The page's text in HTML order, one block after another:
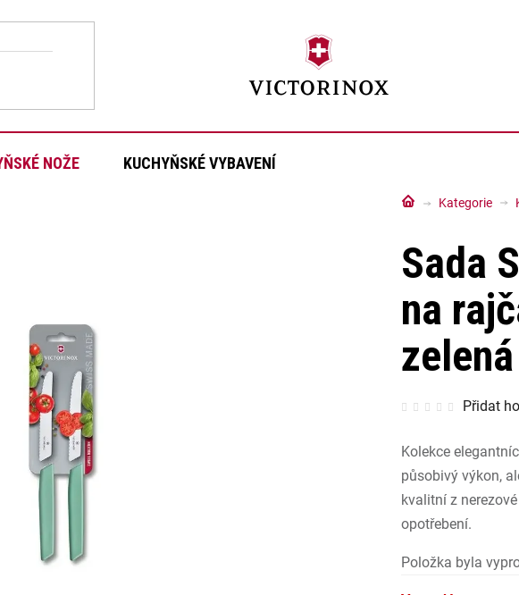
NOŽE KUCHYŇSKÉ VYBAVENÍ
DomůKategorie
Sada
na
zelená
Průměrné
z
5
Přidat
Kolekce
působivý výkon,
kvalitní z
opotřebení.
Položka byla